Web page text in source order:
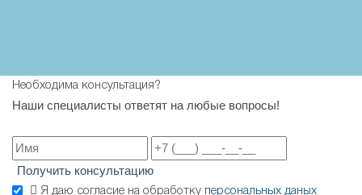
Необходима консультация?
Наши специалисты ответят на любые вопросы!
Получить консультацию
Я даю согласие на обработку персональных даных